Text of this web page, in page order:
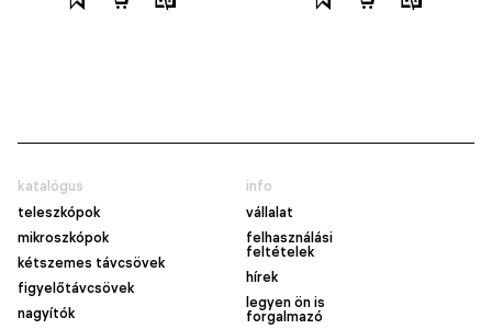
katalógus
teleszkópok
mikroszkópok
kétszemes távcsövek
figyelőtávcsövek
nagyítók
info
vállalat
felhasználási
feltételek
hírek
legyen ön is
forgalmazó